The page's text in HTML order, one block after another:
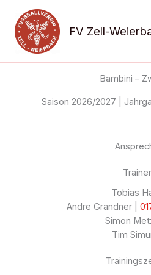
Inhalt
springen
FV Zell-
Bambini –
Saison 2026/2027 |
Trainer
Tobias
Andre Grandner |
Simon
Tim